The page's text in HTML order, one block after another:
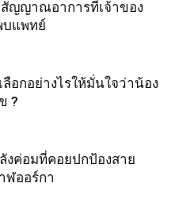
ญญาณอาการที่เจ้าของ
บแพทย์
อกอย่างไรให้มั่นใจว่าน้อง
?
งค่อมที่คอยปกป้องสาย
ฬออร์กา